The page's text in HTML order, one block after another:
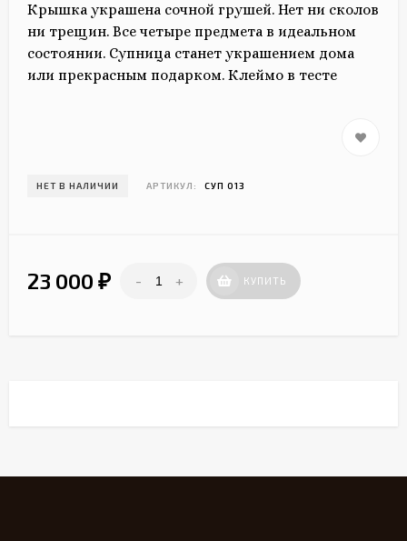
Крышка украшена сочной грушей. Нет ни сколов
ни трещин. Все четыре предмета в идеальном
состоянии. Супница станет украшением дома
или прекрасным подарком. Клеймо в тесте
НЕТ В НАЛИЧИИ АРТИКУЛ: СУП 013
23 000 ₽ - + КУПИТЬ